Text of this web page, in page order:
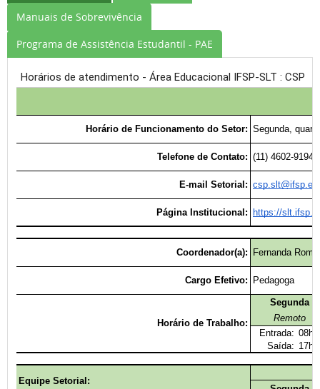
Manuais de Sobrevivência
Programa de Assistência Estudantil - PAE